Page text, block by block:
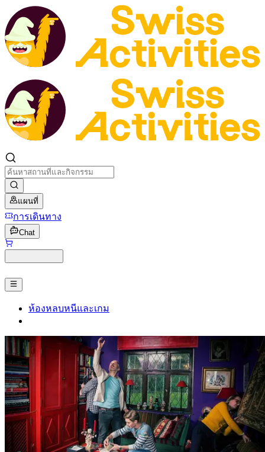
แผนที่
การเดินทาง
Chat
ห้องหลบหนีและเกม